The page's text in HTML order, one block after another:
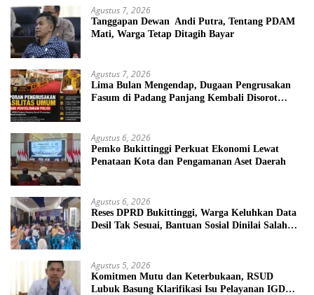
Agustus 7, 2026
Tanggapan Dewan Andi Putra, Tentang PDAM
Mati, Warga Tetap Ditagih Bayar
Agustus 7, 2026
Lima Bulan Mengendap, Dugaan Pengrusakan
Fasum di Padang Panjang Kembali Disorot
Agustus 6, 2026
Pemko Bukittinggi Perkuat Ekonomi Lewat
Penataan Kota dan Pengamanan Aset Daerah
Agustus 6, 2026
Reses DPRD Bukittinggi, Warga Keluhkan Data
Desil Tak Sesuai, Bantuan Sosial Dinilai Salah
Agustus 5, 2026
Komitmen Mutu dan Keterbukaan, RSUD
Lubuk Basung Klarifikasi Isu Pelayanan IGD